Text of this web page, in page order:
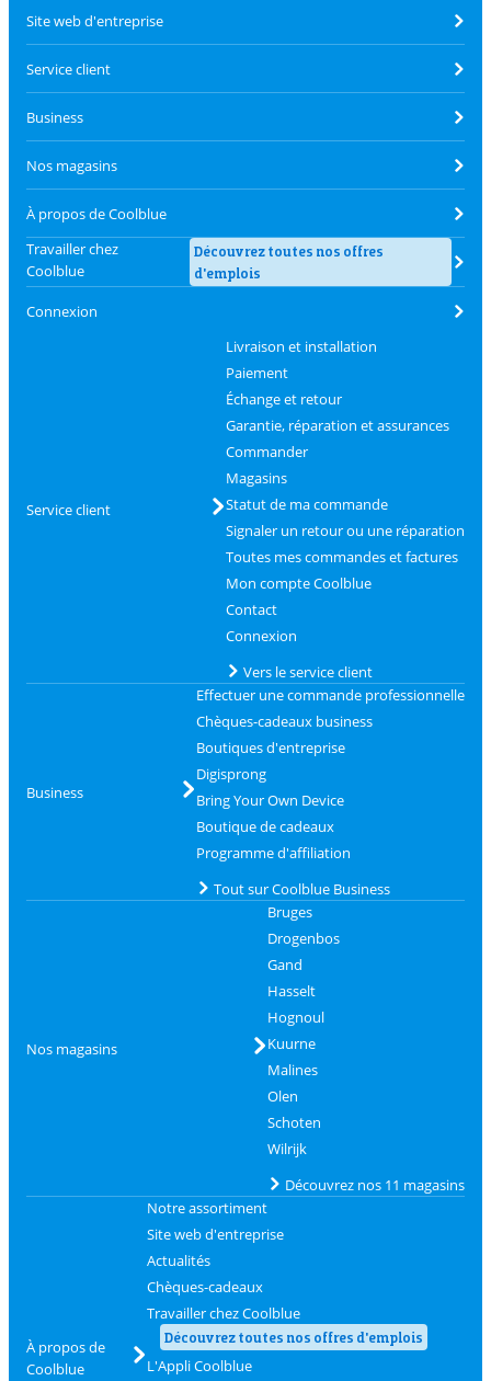
Site web d'entreprise
Service client
Business
Nos magasins
À propos de Coolblue
Travailler chez
Coolblue
Découvrez toutes nos offres
d'emplois
Connexion
Service client
Livraison et installation
Paiement
Échange et retour
Garantie, réparation et assurances
Commander
Magasins
Statut de ma commande
Signaler un retour ou une réparation
Toutes mes commandes et factures
Mon compte Coolblue
Contact
Connexion
Vers le service client
Business
Effectuer une commande professionnelle
Chèques-cadeaux business
Boutiques d'entreprise
Digisprong
Bring Your Own Device
Boutique de cadeaux
Programme d'affiliation
Tout sur Coolblue Business
Nos magasins
Bruges
Drogenbos
Gand
Hasselt
Hognoul
Kuurne
Malines
Olen
Schoten
Wilrijk
Découvrez nos 11 magasins
À propos de
Coolblue
Notre assortiment
Site web d'entreprise
Actualités
Chèques-cadeaux
Travailler chez Coolblue
Découvrez toutes nos offres d'emplois
L'Appli Coolblue